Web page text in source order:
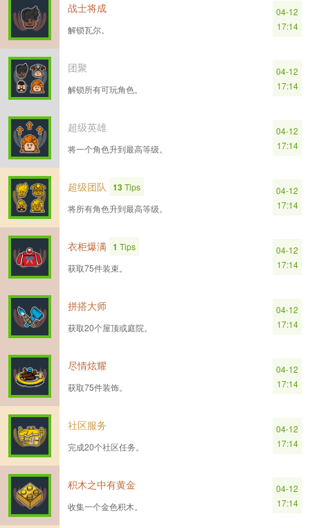
战士将成
解锁瓦尔。
04-12
17:14
团聚
解锁所有可玩角色。
04-12
17:14
超级英雄
将一个角色升到最高等级。
04-12
17:14
超级团队 13Tips
将所有角色升到最高等级。
04-12
17:14
衣柜爆满 1 Tips
获取75件装束。
04-12
17:14
拼搭大师
获取20个屋顶或庭院。
04-12
17:14
尽情炫耀
获取75件装饰。
04-12
17:14
社区服务
完成20个社区任务。
04-12
17:14
积木之中有黄金
收集一个金色积木。
04-12
17:14